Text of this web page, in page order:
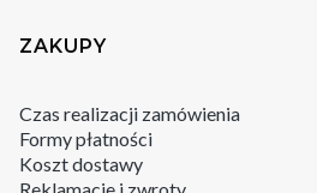
Linki w stopce
ZAKUPY
Czas realizacji zamówienia
Formy płatności
Koszt dostawy